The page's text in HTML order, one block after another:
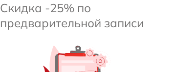
Скидка -25% по
предварительной записи